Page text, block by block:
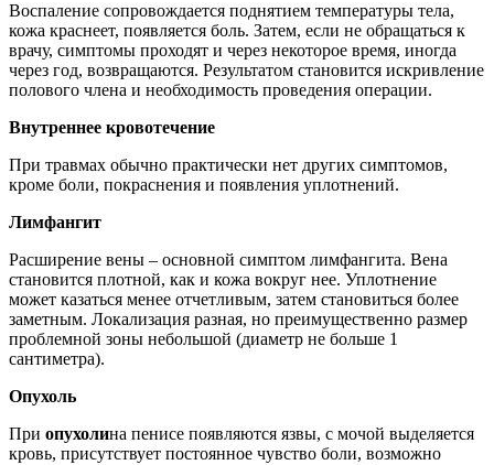
Воспаление сопровождается поднятием температуры тела,
кожа краснеет, появляется боль. Затем, если не обращаться к
врачу, симптомы проходят и через некоторое время, иногда
через год, возвращаются. Результатом становится искривление
полового члена и необходимость проведения операции.
Внутреннее кровотечение
При травмах обычно практически нет других симптомов,
кроме боли, покраснения и появления уплотнений.
Лимфангит
Расширение вены – основной симптом лимфангита. Вена
становится плотной, как и кожа вокруг нее. Уплотнение
может казаться менее отчетливым, затем становиться более
заметным. Локализация разная, но преимущественно размер
проблемной зоны небольшой (диаметр не больше 1
сантиметра).
Опухоль
При опухолина пенисе появляются язвы, с мочой выделяется
кровь, присутствует постоянное чувство боли, возможно